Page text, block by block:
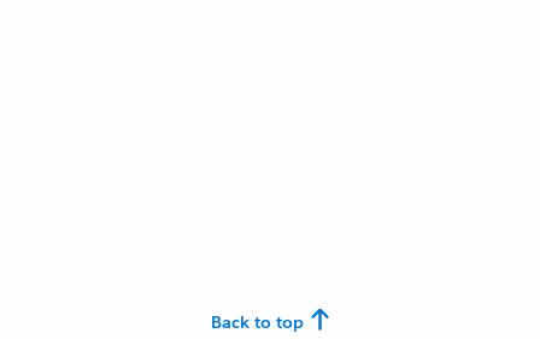
Back to top